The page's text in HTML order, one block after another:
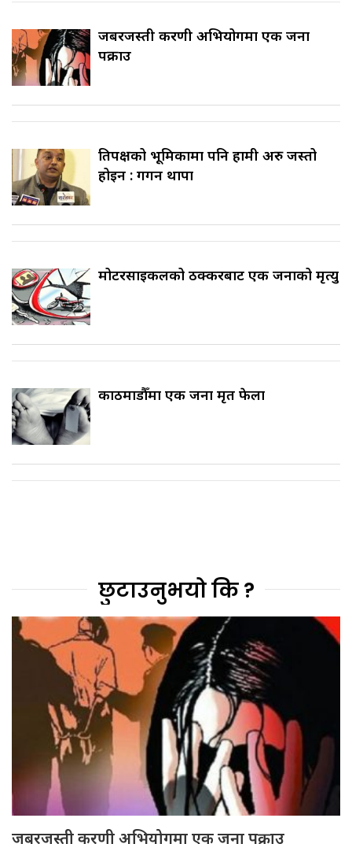
जबरजस्ती करणी अभियोगमा एक जना
पक्राउ
प्रतिपक्षको भूमिकामा पनि हामी अरु जस्तो
होइन : गगन थापा
मोटरसाइकलको ठक्करबाट एक जनाको मृत्यु
काठमाडौँमा एक जना मृत फेला
छुटाउनुभयो कि ?
जबरजस्ती करणी अभियोगमा एक जना पक्राउ